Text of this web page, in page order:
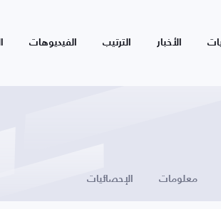
الأخبار الترتيب الفيديوهات
معلومات الإحصائيات